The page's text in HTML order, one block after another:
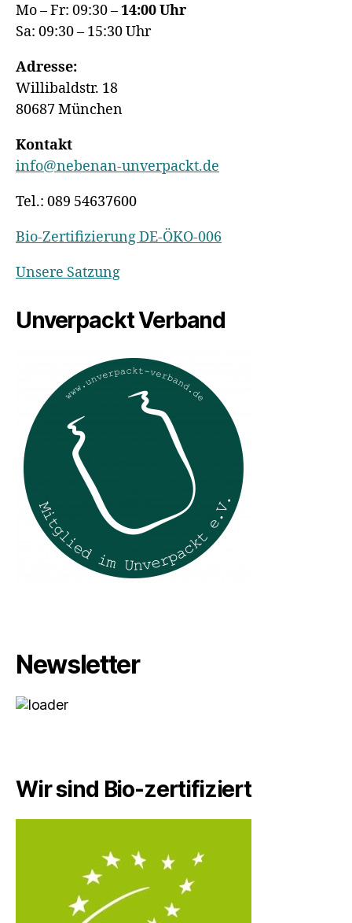
Mo – Fr: 09:30 –14:00Uhr
Sa: 09:30 – 15:30 Uhr
Adresse:
Willibaldstr. 18
80687 München
Kontakt
info@nebenan-unverpackt.de
Tel.: 089 54637600
Bio-Zertifizierung DE-ÖKO-006
Unsere Satzung
Unverpackt Verband
Newsletter
Wir sind Bio-zertifiziert